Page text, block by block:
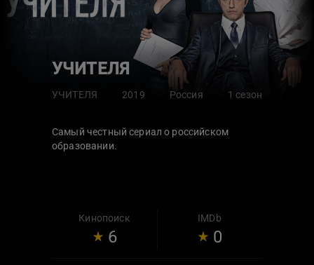
УЧИТЕЛЯ
УЧИТЕЛЯ 2019 Россия 1 сезон
Самый честный сериал о российском
образовании.
Кинопоиск
6
IMDb
0